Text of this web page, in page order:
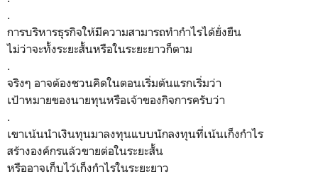
.
การบริหารธุรกิจให้มีความสามารถทำกำไรได้ยั่งยืน
ไม่ว่าจะทั้งระยะสั้นหรือในระยะยาวก็ตาม
.
จริงๆ อาจต้องชวนคิดในตอนเริ่มต้นแรกเริ่มว่า
เป้าหมายของนายทุนหรือเจ้าของกิจการครับว่า
.
เขาเน้นนำเงินทุนมาลงทุนแบบนักลงทุนที่เน้นเก็งกำไร
สร้างองค์กรแล้วขายต่อในระยะสั้น
หรืออาจเก็บไว้เก็งกำไรในระยะยาว